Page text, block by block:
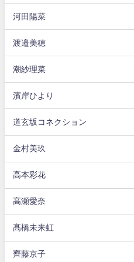
河田陽菜
渡邉美穂
潮紗理菜
濱岸ひより
道玄坂コネクション
金村美玖
高本彩花
高瀬愛奈
髙橋未来虹
齊藤京子